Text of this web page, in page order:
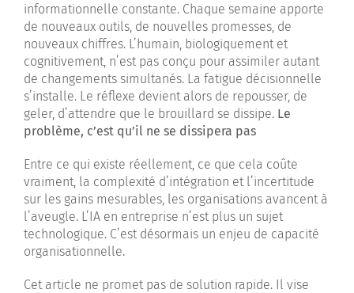
informationnelle constante. Chaque semaine apporte
de nouveaux outils, de nouvelles promesses, de
nouveaux chiffres. L’humain, biologiquement et
cognitivement, n’est pas conçu pour assimiler autant
de changements simultanés. La fatigue décisionnelle
s’installe. Le réflexe devient alors de repousser, de
geler, d’attendre que le brouillard se dissipe. Le
problème, c’est qu’il ne se dissipera pas
Entre ce qui existe réellement, ce que cela coûte
vraiment, la complexité d’intégration et l’incertitude
sur les gains mesurables, les organisations avancent à
l’aveugle. L’IA en entreprise n’est plus un sujet
technologique. C’est désormais un enjeu de capacité
organisationnelle.
Cet article ne promet pas de solution rapide. Il vise